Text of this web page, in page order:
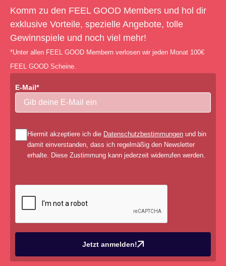
Komm zu den FEEL GOOD Members und hol dir
exklusive Vorteile, spezielle Angebote, tolle
Gewinnspiele und noch viel mehr!
*Unter allen FEEL GOOD Membern verlosen wir jeden Monat 100€
FEEL GOOD Scheine.
E-Mail*
Hiermit akzeptiere ich die Datenschutzbestimmungen und bin
damit einverstanden, dass ich regelmäßig den Newsletter
erhalte. Diese Zustimmung kann jederzeit widerrufen werden.
Jetzt anmelden!